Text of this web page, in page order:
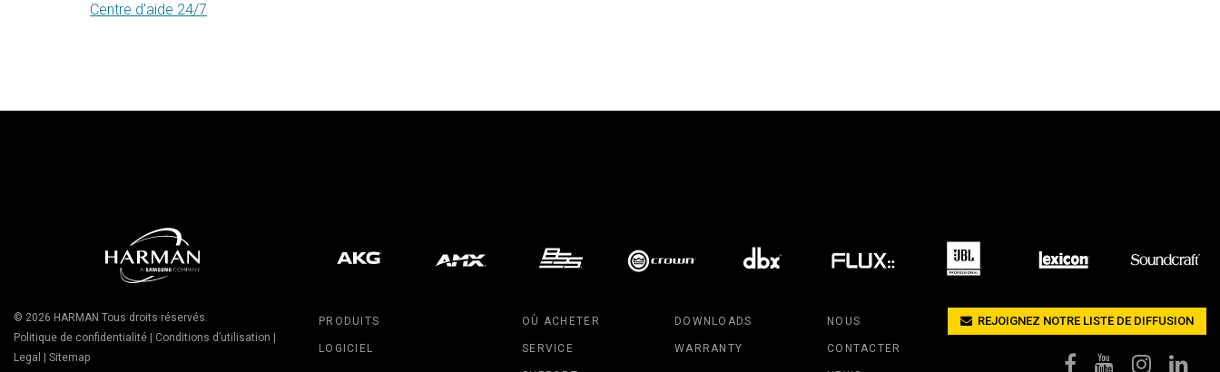
Centre d’aide 24/7
PRODUITS
LOGICIEL
OÙ ACHETER
SERVICE
DOWNLOADS
WARRANTY
NOUS
CONTACTER
© 2026 HARMAN Tous droits réservés.
Politique de confidentialité
Conditions d’utilisation
Legal
Sitemap
REJOIGNEZ NOTRE LISTE DE DIFFUSION